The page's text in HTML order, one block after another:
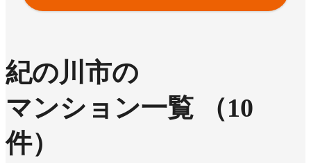
紀の川市の
マンション一覧
（10
件）